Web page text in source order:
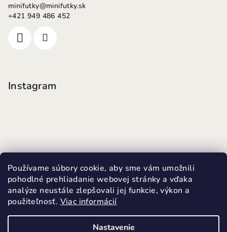
Používame súbory cookie, aby sme vám umožnili
pohodlné prehliadanie webovej stránky a vďaka
analýze neustále zlepšovali jej funkcie, výkon a
použiteľnosť. Viac informácií
Nastavenie
minifutky@minifutky.sk
+421 949 486 452
Instagram
Sledovať na Instagrame